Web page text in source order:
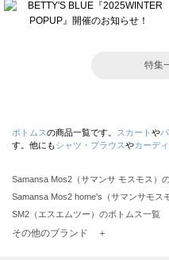
特集
ボトムスの商品一覧です。 スカート や
す。他にもシャツ・ブラウスやカーデ
Samansa Mos2（サマンサ モスモス）
Samansa Mos2 home's（サマンサモス
SM2（エスエムツー）のボトムス一覧
TSUHARU by Samansa Mos2（ツハル
その他のブランド ＋